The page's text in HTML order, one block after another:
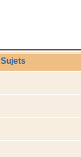
Sujets